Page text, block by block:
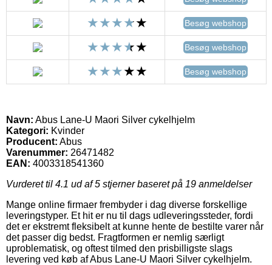
Besøg webshop
Besøg webshop
Besøg webshop
Navn: Abus Lane-U Maori Silver cykelhjelm
Kategori: Kvinder
Producent: Abus
Varenummer: 26471482
EAN: 4003318541360
Vurderet til 4.1 ud af 5 stjerner baseret på 19 anmeldelser
Mange online firmaer frembyder i dag diverse forskellige
leveringstyper. Et hit er nu til dags udleveringssteder, fordi
det er ekstremt fleksibelt at kunne hente de bestilte varer når
det passer dig bedst. Fragtformen er nemlig særligt
uproblematisk, og oftest tilmed den prisbilligste slags
levering ved køb af Abus Lane-U Maori Silver cykelhjelm.